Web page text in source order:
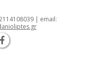
| email: